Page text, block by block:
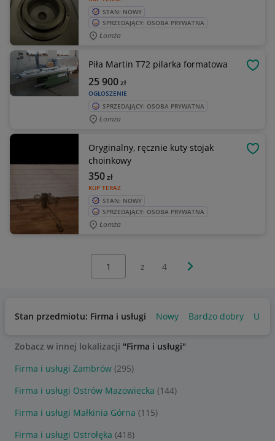
STAN: NOWY
SPRZEDAJĄCY: OSOBA PRYWATNA
Łomża
Piła Martin T72 pilarka formatowa
OGŁOSZENIE
25 900zł
SPRZEDAJĄCY: OSOBA PRYWATNA
Łomża
Oryginalny, ręcznie kuty stojak
choinkowy
KUP TERAZ
350zł
STAN: NOWY
SPRZEDAJĄCY: OSOBA PRYWATNA
Łomża
z 4 Następna strona
Stan przedmiotu: Firma i usługi Nowy Bardzo dobry
Zobacz w innej lokalizacji "Firma i usługi"
Firma i usługi Zambrów (295)
Firma i usługi Ostrów Mazowiecka (144)
Firma i usługi Małkinia Górna (115)
Firma i usługi Ostrołęka (418)